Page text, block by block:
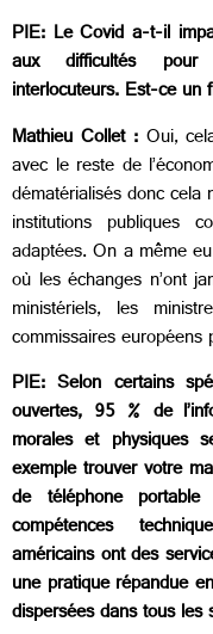
PIE: Le Covid a-t-il
aux difficultés pour
interlocuteurs. Est-ce un
Mathieu Collet : Oui,
avec le reste de
dématérialisés donc cela
institutions publiques
adaptées. On a même
où les échanges n’ont
ministériels, les
commissaires européens
PIE: Selon certains
ouvertes, 95 % de
morales et physiques
exemple trouver votre
de téléphone
compétences
américains ont des
une pratique répandue
dispersées dans tous les